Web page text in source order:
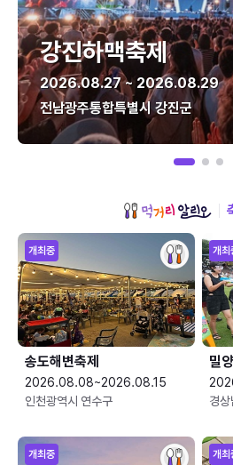
강진하맥축제
2026.08.27 ~ 2026.08.29
전남광주통합특별시 강진군
개최중
송도해변축제
2026.08.08~2026.08.15
인천광역시 연수구
개최
밀
경상
개최중 개최